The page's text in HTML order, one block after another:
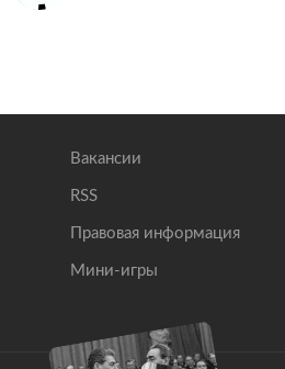
Вакансии
RSS
Правовая информация
Мини-игры